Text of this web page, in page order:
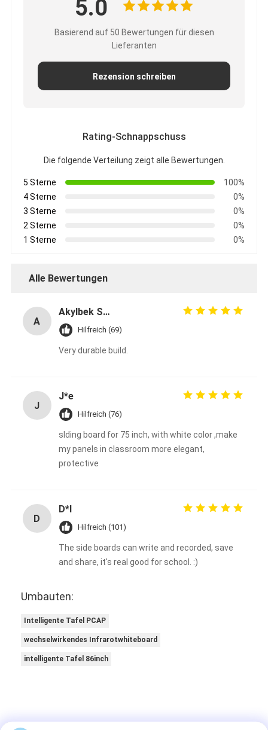
5.0
Basierend auf 50 Bewertungen für diesen
Lieferanten
Rezension schreiben
Rating-Schnappschuss
Die folgende Verteilung zeigt alle Bewertungen.
5 Sterne
100%
4 Sterne
0%
3 Sterne
0%
2 Sterne
0%
1 Sterne
0%
Alle Bewertungen
A
Akylbek Saipidinov
Hilfreich (69)
Very durable build.
J
J*e
Hilfreich (76)
slding board for 75 inch, with white color ,make
my panels in classroom more elegant,
protective
D
D*l
Hilfreich (101)
The side boards can write and recorded, save
and share, it's real good for school. :)
Umbauten:
Intelligente Tafel PCAP
wechselwirkendes Infrarotwhiteboard
intelligente Tafel 86inch